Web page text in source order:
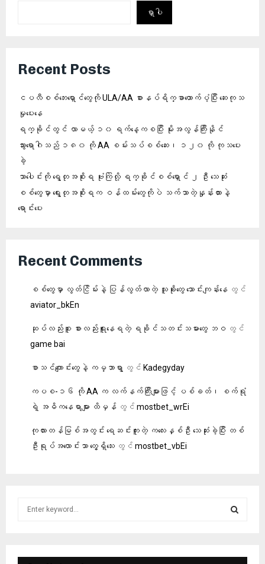
ရှာပါ
Recent Posts
ငပလီစစ်ဘေးရှောင်တွေကို ULA/AA စားနပ်ရိက္ခာထောက်ပံ့ပြီး ဆေးကုသ
မှုပေးနေ
ရက္ခိုင်တွင် လာမယ့် ၁၀ ရက်နေ့ကစပြီး မိုးအလွန်ကြီးနိုင်
သွားရောဂါသည် ၁၈၀ ကို AA စမ်းသပ်စစ်ဆေး၊ ၁၂၀ ကို ကုသပေး
ခဲ့
သာပေါင်းကို ရွေတုအစိုးရ ဗုံးကြဲလို့ ရက္ခိုင်စစ်ရှောင် ၂ ဦး သေဆုံး
စစ်တွေမှာ ရွေးတုအစိုးရက ဝန်ထမ်းတွေကိုပဲ သက်သာတဲ့နှုန်းထားနဲ့
ရောင်းပေး
Recent Comments
စစ်တွေမှာ လွတ်ငြိမ်းနဲ့ ပြန်လွတ်လာတဲ့ သူခိုးတွေ သောင်းကျန်းနေ တွင်
aviator_bkEn
ဆုပ်လည်းစူး စားလည်းရူးနေရတဲ့ ရခိုင်သတင်းသမားတွေ ဘဝ တွင်
g​am​e b​a​i
စာသင်ကျောင်းတွေနဲ့ ကမ္ဘာရွာ တွင် Kadegyday
ကပစ-၁၆ ကို AA က လက်နက်ကြီးများဖြင့် ပစ်ခတ်၊ စက်ရုံ
ရဲ့ အဓိကနေရာများ ထိမှန် တွင် mostbet_wrEi
ကုလားတန်မြစ်အတွင်း ရေဆင်းကူးတဲ့ ကလေးနှစ်ဦး သေဆုံးခဲ့ပြီး တစ်
ဦးရုပ်အလောင်းသာ တွေ့ရှိသေး တွင် mostbet_vbEi
E